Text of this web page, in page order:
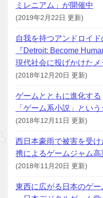
ミレニアム」が開催中
(2019年2月22日 更新)
自我を持つアンドロイド
『Detroit: Become
現代社会に投げかけた
(2018年12月20日 更新)
ゲームとともに進化する
「ゲーム系小説」とい
(2018年12月11日 更新)
西日本豪雨で被害を受
携によるゲームジャム
(2018年11月20日 更新)
東西に広がる日本のゲー